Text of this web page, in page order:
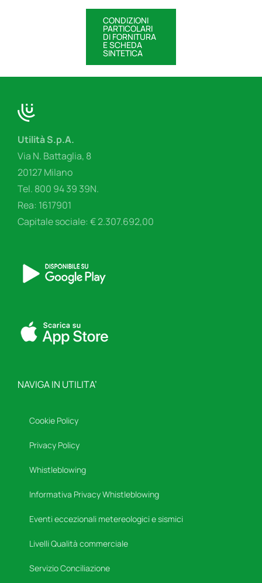
CONDIZIONI
PARTICOLARI
DI FORNITURA
E SCHEDA
SINTETICA
Utilità S.p.A.
Via N. Battaglia, 8
20127 Milano
Tel. 800 94 39 39N.
Rea: 1617901
Capitale sociale: € 2.307.692,00
NAVIGA IN UTILITA’
Cookie Policy
Privacy Policy
Whistleblowing
Informativa Privacy Whistleblowing
Eventi eccezionali metereologici e sismici
Livelli Qualità commerciale
Servizio Conciliazione